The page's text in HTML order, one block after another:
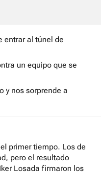
entrar al túnel de
un equipo que se
y nos sorprende a
primer tiempo. Los de
pero el resultado
Losada firmaron los